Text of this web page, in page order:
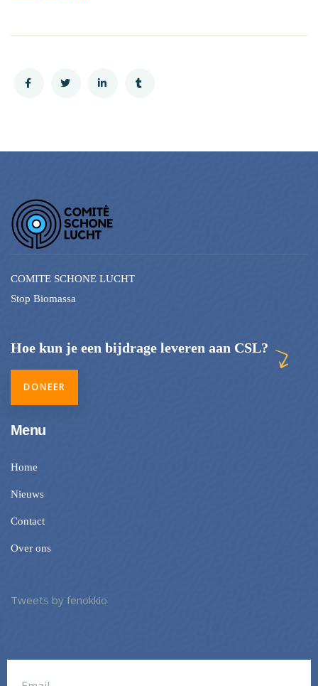
COMITE SCHONE LUCHT
Stop Biomassa
Hoe kun je een bijdrage leveren aan CSL?
DONEER
Menu
Home
Nieuws
Contact
Over ons
Tweets by fenokkio